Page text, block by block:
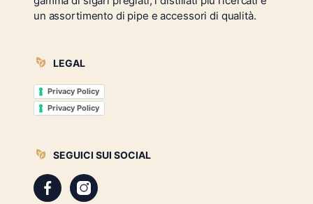
un assortimento di pipe e accessori di qualità.
LEGAL
Privacy Policy
Privacy Policy
SEGUICI SUI SOCIAL